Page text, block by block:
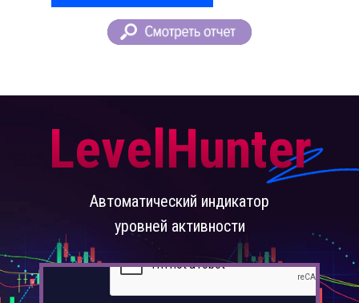
LevelHunter
Автоматический индикатор
уровней активности